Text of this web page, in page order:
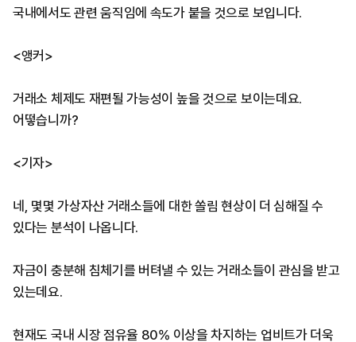
국내에서도 관련 움직임에 속도가 붙을 것으로 보입니다.
<앵커>
거래소 체제도 재편될 가능성이 높을 것으로 보이는데요.
어떻습니까?
<기자>
네, 몇몇 가상자산 거래소들에 대한 쏠림 현상이 더 심해질 수
있다는 분석이 나옵니다.
자금이 충분해 침체기를 버텨낼 수 있는 거래소들이 관심을 받고
있는데요.
현재도 국내 시장 점유율 80% 이상을 차지하는 업비트가 더욱